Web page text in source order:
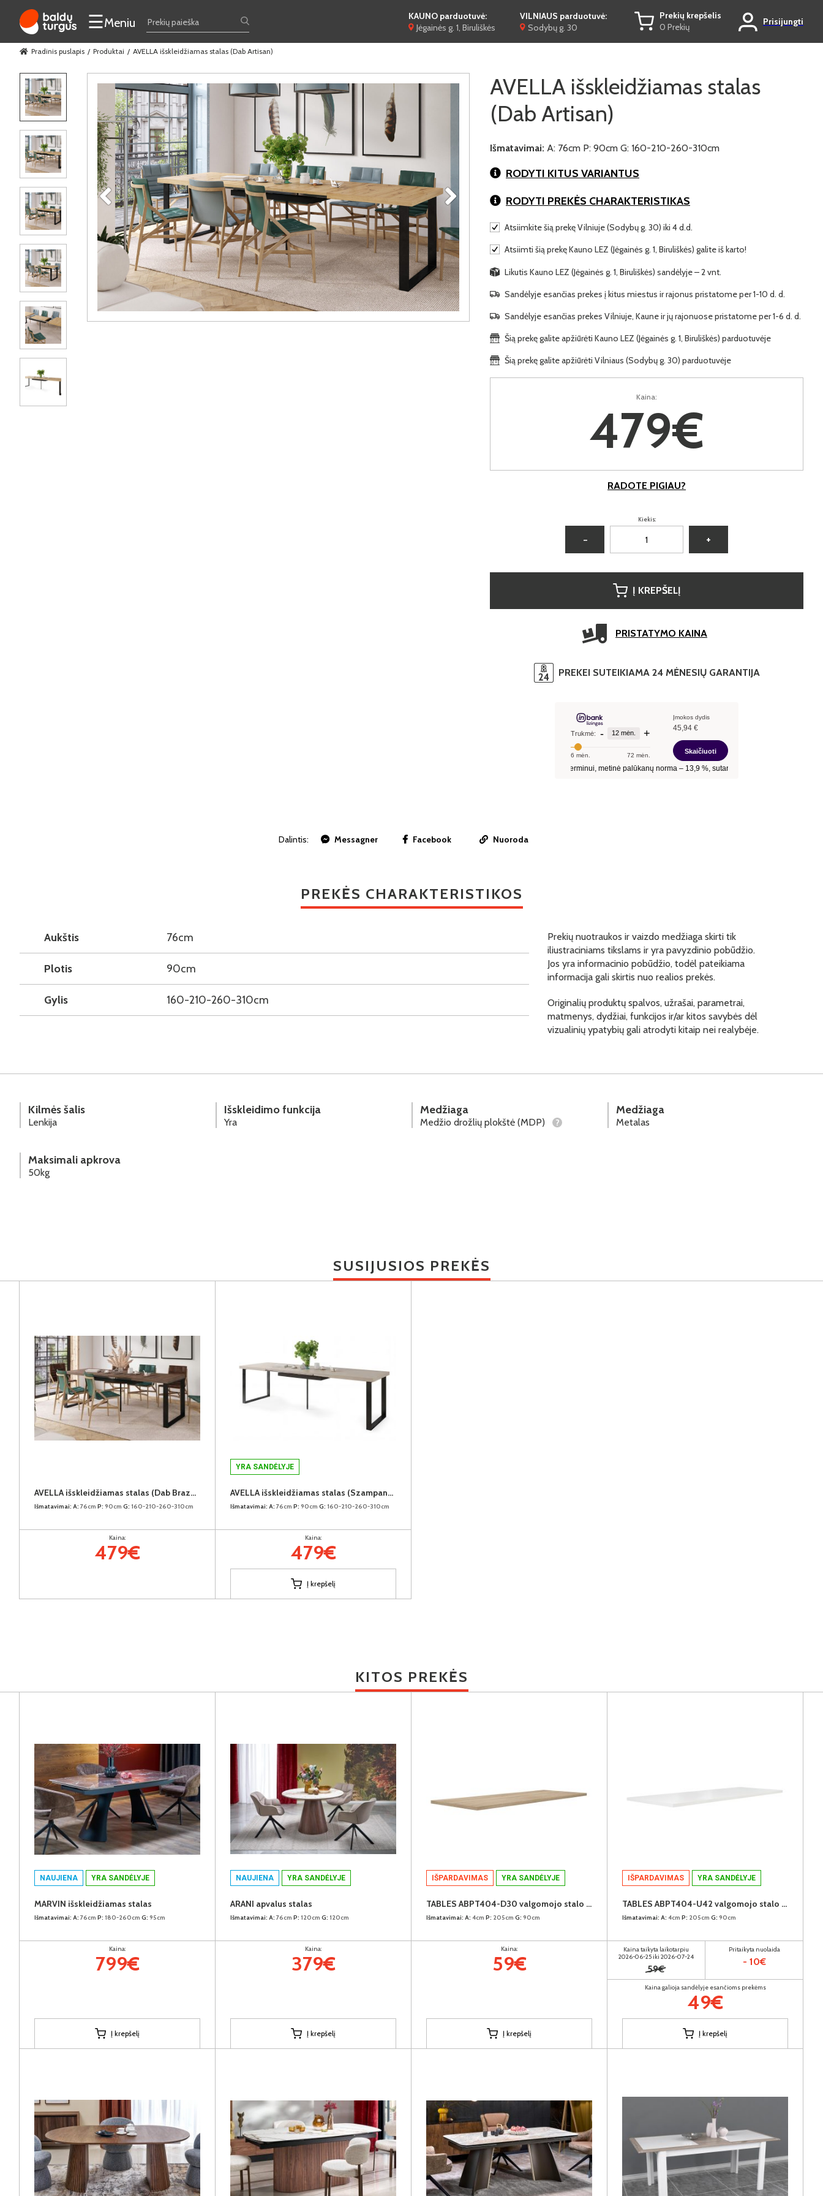
☰Meniu
KAUNO parduotuvė:
Jėgainės g. 1, Biruliškės
VILNIAUS parduotuvė:
Sodybų g. 30
Prekių krepšelis
0 Prekių
Prisijungti
Pradinis puslapis Produktai AVELLA išskleidžiamas stalas (Dab Artisan)
AVELLA išskleidžiamas stalas
(Dab Artisan)
Išmatavimai: A: 76cm P: 90cm G: 160-210-260-310cm
RODYTI KITUS VARIANTUS
RODYTI PREKĖS CHARAKTERISTIKAS
Atsiimkite šią prekę Vilniuje (Sodybų g. 30) iki 4 d.d.
Atsiimti šią prekę Kauno LEZ (Jėgainės g. 1, Biruliškės) galite iš karto!
Likutis Kauno LEZ (Jėgainės g. 1, Biruliškės) sandėlyje – 2 vnt.
Sandėlyje esančias prekes į kitus miestus ir rajonus pristatome per 1-10 d. d.
Sandėlyje esančias prekes Vilniuje, Kaune ir jų rajonuose pristatome per 1-6 d. d.
Šią prekę galite apžiūrėti Kauno LEZ (Jėgainės g. 1, Biruliškės) parduotuvėje
Šią prekę galite apžiūrėti Vilniaus (Sodybų g. 30) parduotuvėje
Kaina:
479€
RADOTE PIGIAU?
Kiekis:
− +
Į KREPŠELĮ
PRISTATYMO KAINA
PREKEI SUTEIKIAMA 24 MĖNESIŲ GARANTIJA
Dalintis: Messagner Facebook Nuoroda
PREKĖS CHARAKTERISTIKOS
Aukštis 76cm
Plotis 90cm
Gylis 160-210-260-310cm
Prekių nuotraukos ir vaizdo medžiaga skirti tik
iliustraciniams tikslams ir yra pavyzdinio pobūdžio.
Jos yra informacinio pobūdžio, todėl pateikiama
informacija gali skirtis nuo realios prekės.
Originalių produktų spalvos, užrašai, parametrai,
matmenys, dydžiai, funkcijos ir/ar kitos savybės dėl
vizualinių ypatybių gali atrodyti kitaip nei realybėje.
Kilmės šalis
Lenkija
Išskleidimo funkcija
Yra
Medžiaga
Medžio drožlių plokštė (MDP) ?
Medžiaga
Metalas
Maksimali apkrova
50kg
SUSIJUSIOS PREKĖS
AVELLA išskleidžiamas stalas (Dab Brazowy)
Išmatavimai: A: 76cm P: 90cm G: 160-210-260-310cm
Kaina:
479€
YRA SANDĖLYJE
AVELLA išskleidžiamas stalas (Szampanski)
Išmatavimai: A: 76cm P: 90cm G: 160-210-260-310cm
Kaina:
479€
Į krepšelį
KITOS PREKĖS
NAUJIENA YRA SANDĖLYJE
MARVIN išskleidžiamas stalas
Išmatavimai: A: 76cm P: 180-260cm G: 95cm
Kaina:
799€
Į krepšelį
NAUJIENA YRA SANDĖLYJE
ARANI apvalus stalas
Išmatavimai: A: 76cm P: 120cm G: 120cm
Kaina:
379€
Į krepšelį
IŠPARDAVIMAS YRA SANDĖLYJE
TABLES ABPT404-D30 valgomojo stalo stalviršis
Išmatavimai: A: 4cm P: 205cm G: 90cm
Kaina:
59€
Į krepšelį
IŠPARDAVIMAS YRA SANDĖLYJE
TABLES ABPT404-U42 valgomojo stalo stalviršis
Išmatavimai: A: 4cm P: 205cm G: 90cm
Kaina taikyta laikotarpiu
2026-06-25 iki 2026-07-24
59€
Pritaikyta nuolaida
- 10€
Kaina galioja sandėlyje esančioms prekėms
49€
Į krepšelį